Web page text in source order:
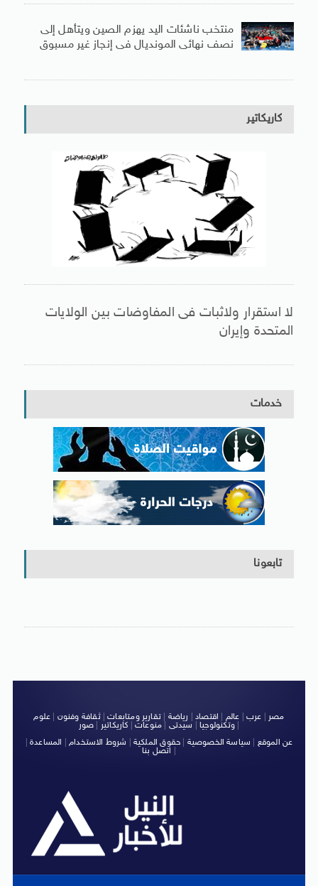
منتخب ناشئات اليد يهزم الصين ويتأهل إلى
نصف نهائى المونديال فى إنجاز غير مسبوق
كاريكاتير
لا استقرار ولاثبات فى المفاوضات بين الولايات
المتحدة وإيران
خدمات
تابعونا
مصر عرب عالم اقتصاد رياضة |تقارير ومتابعات|ثقافة وفنون
علوم
وتكنولوجيا| سيدتى منوعات كاريكاتير صور
|
عن الموقع
سياسة الخصوصية حقوق الملكية شروط الاستخدام| المساعدة|
اتصل بنا